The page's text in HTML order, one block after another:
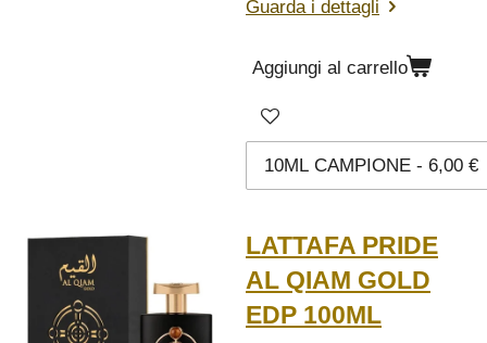
Guarda i dettagli
Aggiungi al carrello
LATTAFA PRIDE
AL QIAM GOLD
EDP 100ML